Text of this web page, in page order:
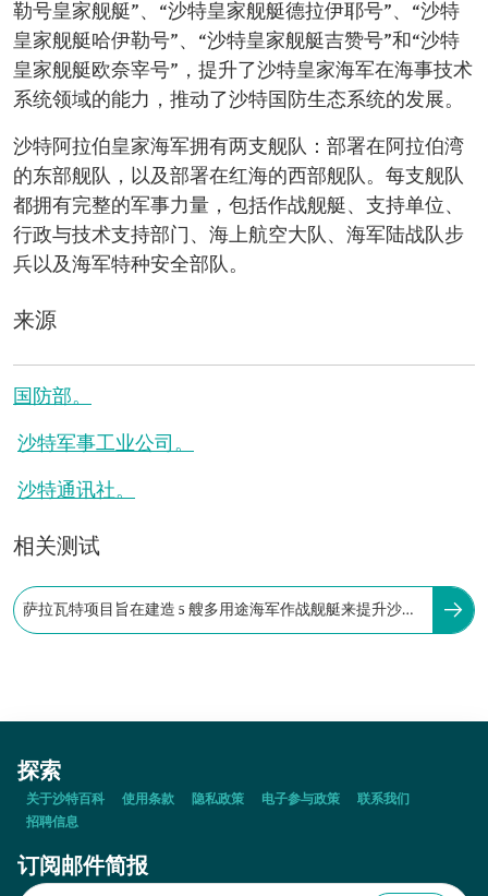
勒号皇家舰艇”、“沙特皇家舰艇德拉伊耶号”、“沙特
皇家舰艇哈伊勒号”、“沙特皇家舰艇吉赞号”和“沙特
皇家舰艇欧奈宰号”，提升了沙特皇家海军在海事技术
系统领域的能力，推动了沙特国防生态系统的发展。
沙特阿拉伯皇家海军拥有两支舰队：部署在阿拉伯湾
的东部舰队，以及部署在红海的西部舰队。每支舰队
都拥有完整的军事力量，包括作战舰艇、支持单位、
行政与技术支持部门、海上航空大队、海军陆战队步
兵以及海军特种安全部队。
来源
国防部。
沙特军事工业公司。
沙特通讯社。
相关测试
萨拉瓦特项目旨在建造 5 艘多用途海军作战舰艇来提升沙特
探索
关于沙特百科 使用条款 隐私政策 电子参与政策
联系我们
招聘信息
订阅邮件简报